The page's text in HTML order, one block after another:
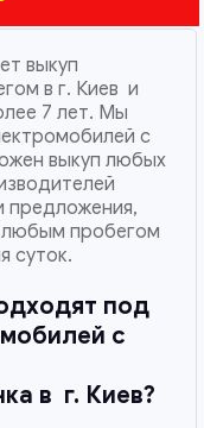
выкуп
в г. Киев и
7 лет. Мы
с
выкуп любых
предложения,
любым пробегом
суток.
под
с
в г. Киев?